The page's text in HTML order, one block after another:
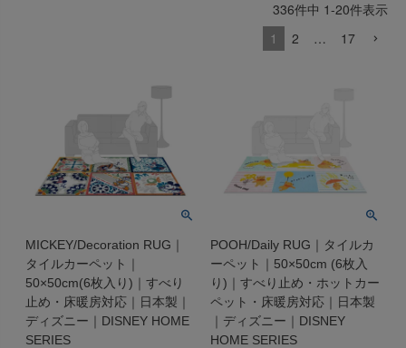
336件中 1-20件表示
1
2 … 17
MICKEY/Decoration RUG｜
タイルカーペット｜
50×50cm(6枚入り)｜すべり
止め・床暖房対応｜日本製｜
ディズニー｜DISNEY HOME
SERIES
POOH/Daily RUG｜タイルカ
ーペット｜50×50cm (6枚入
り)｜すべり止め・ホットカー
ペット・床暖房対応｜日本製
｜ディズニー｜DISNEY
HOME SERIES